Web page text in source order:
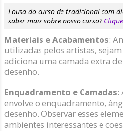
Lousa do curso de tradicional com
saber mais sobre nosso curso?
Materiais e Acabamentos:
utilizadas pelos artistas,
adiciona uma camada extra
desenho.
Enquadramento e Camadas:
envolve o enquadramento,
desenho. Observar esses
ambientes interessantes e